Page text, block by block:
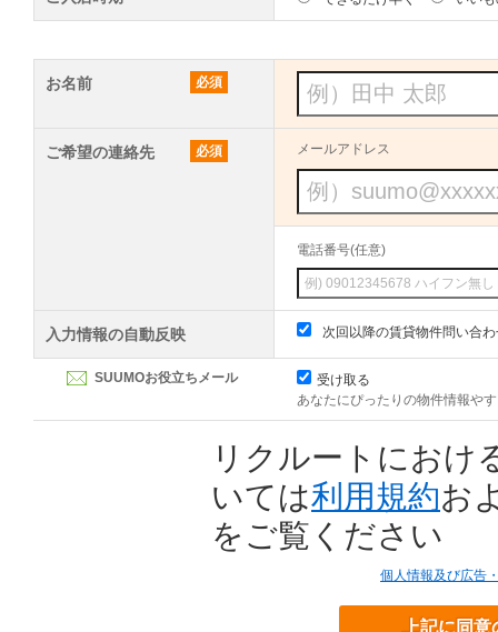
お名前 必須
ご希望の連絡先 必須 メールアドレス
電話番号(任意)
入力情報の自動反映 次回以降の賃貸物件問い合
SUUMOお役立ちメール
受け取る
あなたにぴったりの物件情報や
リクルートにおけ
いては利用規約お
をご覧ください
個人情報及び広告
上記に同